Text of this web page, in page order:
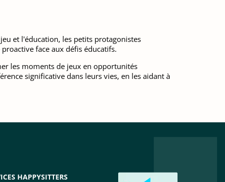
et l'éducation, les petits protagonistes
face aux défis éducatifs.
les moments de jeux en opportunités
significative dans leurs vies, en les aidant à
HAPPYSITTERS